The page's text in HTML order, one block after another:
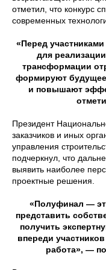
отметил, что конкурс
современных
«Перед
для
трансформации
формируют будущее
и повышают
Президент
заказчиков и иных
управления
подчеркнул, что
выявить наиболее
проектные решения.
«Полуфинал —
представить
получить
впереди
работа», —